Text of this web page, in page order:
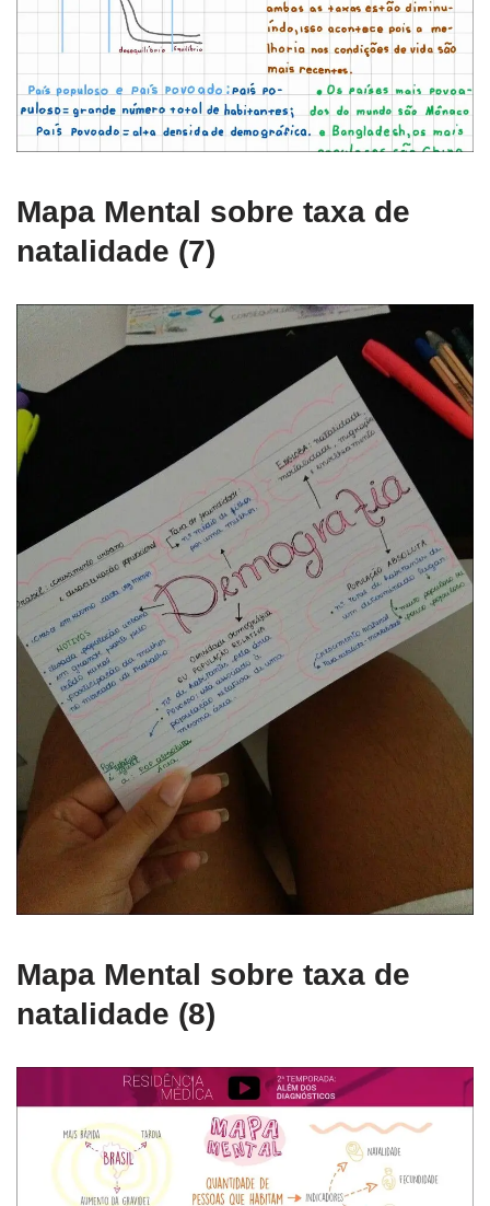
Mapa Mental sobre taxa de
natalidade (7)
Mapa Mental sobre taxa de
natalidade (8)